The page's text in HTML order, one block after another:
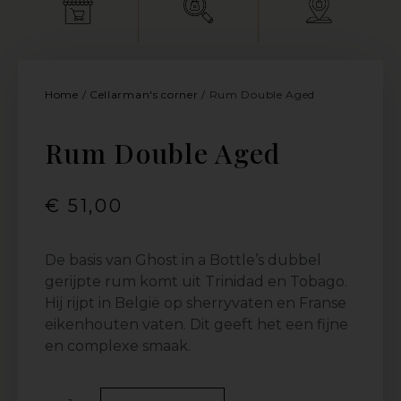
Home / Cellarman's corner / Rum Double Aged
Rum Double Aged
€ 51,00
De basis van Ghost in a Bottle’s dubbel
gerijpte rum komt uit Trinidad en Tobago.
Hij rijpt in België op sherryvaten en Franse
eikenhouten vaten. Dit geeft het een fijne
en complexe smaak.